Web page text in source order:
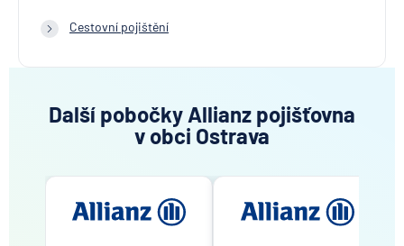
Cestovní pojištění
Další pobočky Allianz pojišťovna
v obci Ostrava